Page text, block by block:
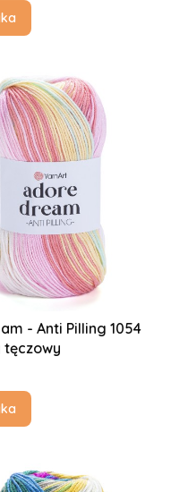
- Anti Pilling 1054
tęczowy